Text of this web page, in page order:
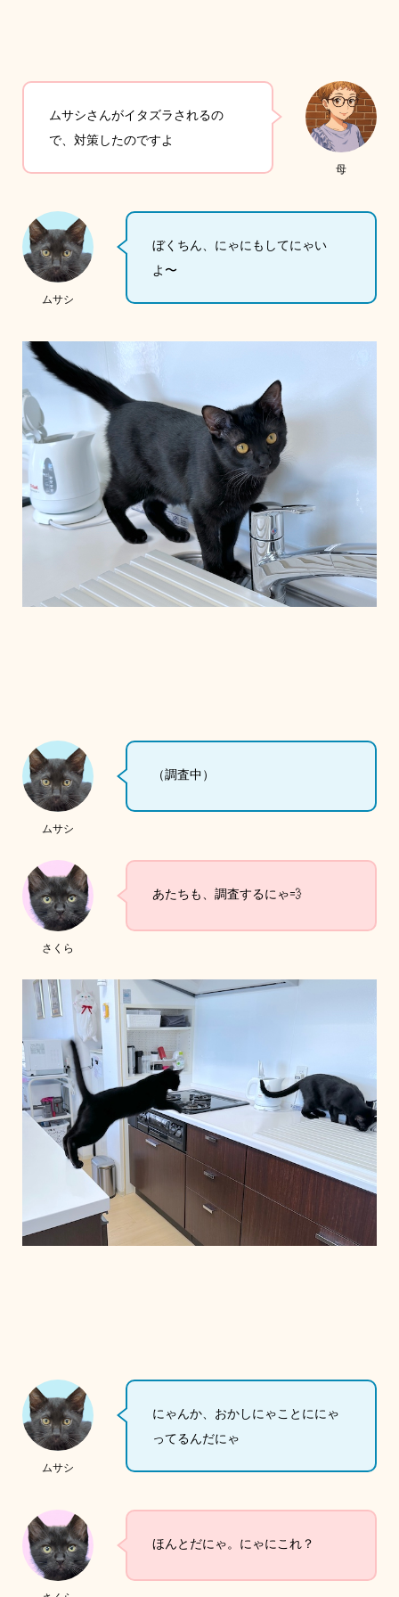
母
ムサシさんがイタズラされるの
で、対策したのですよ
ムサシ
ぼくちん、にゃにもしてにゃい
よ〜
ムサシ
（調査中）
さくら
あたちも、調査するにゃ💨
ムサシ
にゃんか、おかしにゃことににゃ
ってるんだにゃ
ほんとだにゃ。にゃにこれ？